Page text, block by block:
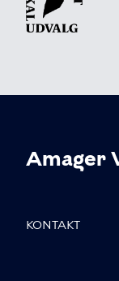
Amager
KONTAKT